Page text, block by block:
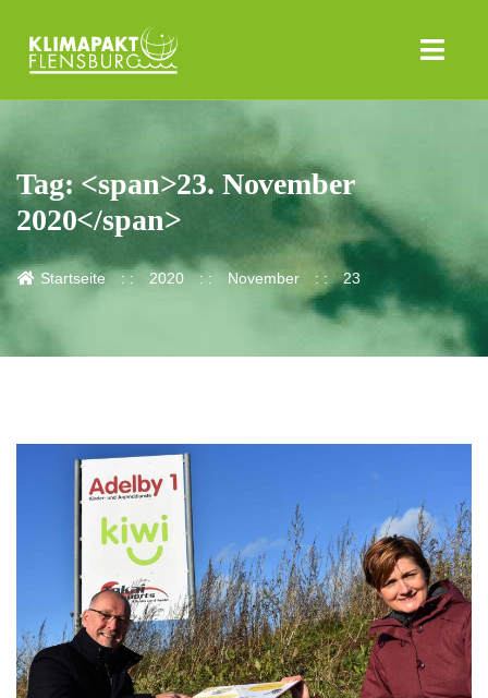
Tag: <span>23. November
2020</span>
Startseite 2020 November 23